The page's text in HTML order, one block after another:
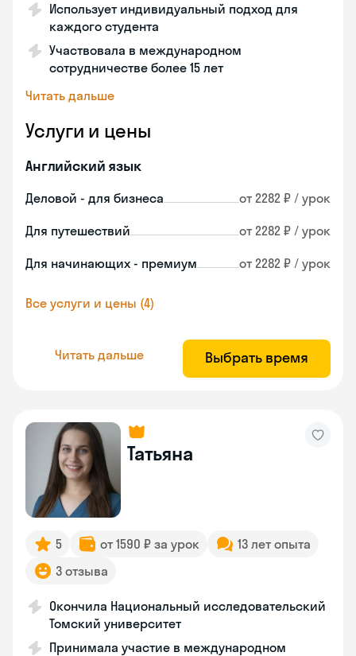
Использует индивидуальный подход для
каждого студента
Участвовала в международном
сотрудничестве более 15 лет
Читать дальше
Услуги и цены
Английский язык
Деловой - для бизнеса от 2282 ₽ / урок
Для путешествий от 2282 ₽ / урок
Для начинающих - премиум от 2282 ₽ / урок
Все услуги и цены (4)
Читать дальше Выбрать время
Татьяна
5 от 1590 ₽ за урок
13 лет опыта
3 отзыва
Окончила Национальный исследовательский
Томский университет
Принимала участие в международном